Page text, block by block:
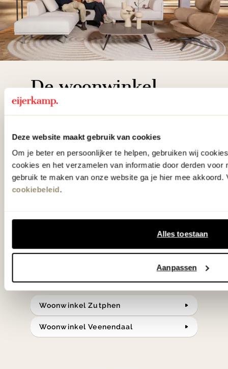
Deze website maakt gebruik van cookies
Om je beter en persoonlijker te helpen, gebruiken wij
cookies en het verzamelen van informatie door derden voor
gebruik te maken van onze website ga je hier mee akkoord.
cookiebeleid.
Alles toestaan
Aanpassen
De woonwinkel
gezien op tv!
Wie kent het programma vtwonen
'Weer verliefd op je huis' niet? We
hebben met liefde de mooiste woon-,
slaap- en designcollecties
in verrassende materialen en kleuren!
Bekijk onze openingstijden en
Woonwinkel Zutphen
Woonwinkel Veenendaal